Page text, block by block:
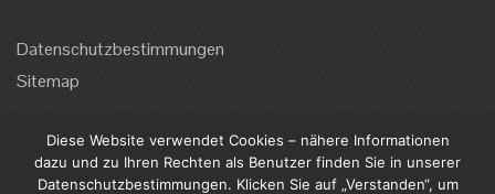
Datenschutzbestimmungen
Sitemap
Impressum
Die Informationen dieser Website basieren auf
Diese Website verwendet Cookies – nähere Informationen
dazu und zu Ihren Rechten als Benutzer finden Sie in unserer
Datenschutzbestimmungen. Klicken Sie auf „Verstanden“, um